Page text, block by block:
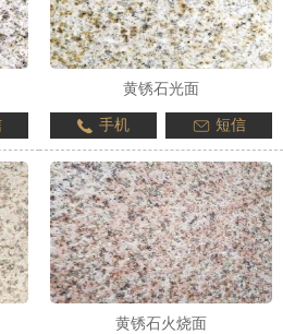
1 3
黄锈石光面
手机 短信
黄锈石火烧面